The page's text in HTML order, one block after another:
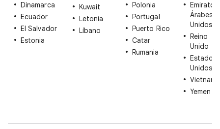
Dinamarca
Ecuador
El Salvador
Estonia
Kuwait
Letonia
Líbano
Polonia
Portugal
Puerto Rico
Catar
Rumania
Emiratos
Árabes
Unidos
Reino
Unido
Estados
Unidos
Vietnam
Yemen